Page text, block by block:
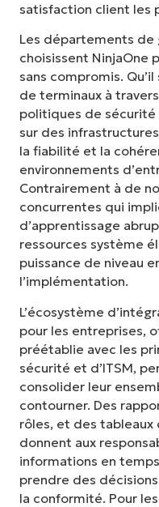
satisfaction client les
Les départements de
choisissent NinjaOne
sans compromis.
de terminaux à
politiques de
sur des
la fiabilité et la
environnements
Contrairement à de
concurrentes qui
d’apprentissage
ressources système
puissance de niveau
l’implémentation.
L’écosystème
pour les entreprises,
préétablie avec les
sécurité et d’ITSM,
consolider leur
contourner. Des
rôles, et des
donnent aux
informations en
prendre des
la conformité. Pour